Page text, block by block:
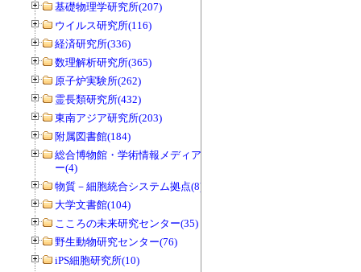
基礎物理学研究所(207)
ウイルス研究所(116)
経済研究所(336)
数理解析研究所(365)
原子炉実験所(262)
霊長類研究所(432)
東南アジア研究所(203)
附属図書館(184)
総合博物館・学術情報メディアセンタ
ー(4)
物質－細胞統合システム拠点(8)
大学文書館(104)
こころの未来研究センター(35)
野生動物研究センター(76)
iPS細胞研究所(10)